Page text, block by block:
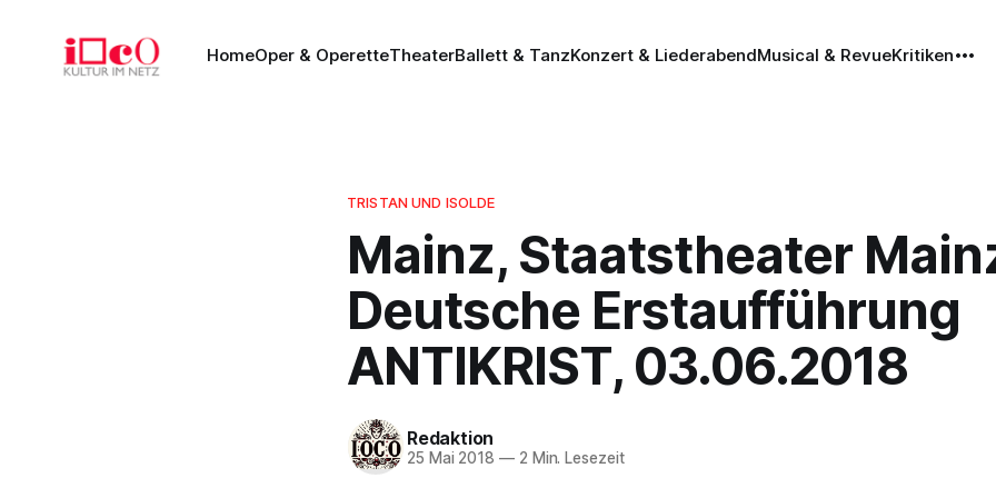
HomeOper & OperetteTheaterBallett & TanzKonzert & LiederabendMusical & RevueKritiken
TRISTAN UND ISOLDE
Mainz, Staatstheater
Deutsche Erstaufführung
ANTIKRIST, 03.06.2018
Redaktion
25 Mai 2018 —2 Min. Lesezeit